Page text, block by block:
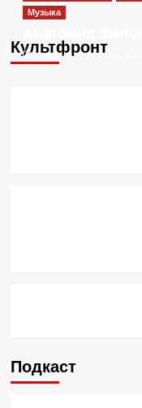
Культфронт
Музыка
4 недели тому назад
Подкаст